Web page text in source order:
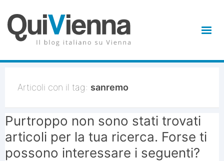
Articoli con il tag: sanremo
Purtroppo non sono stati trovati
articoli per la tua ricerca. Forse ti
possono interessare i seguenti?